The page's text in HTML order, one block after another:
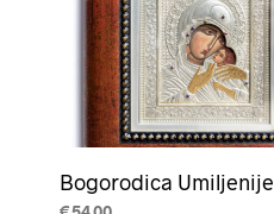
Bogorodica Umiljenije